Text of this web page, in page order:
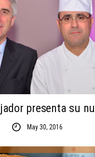
presenta su
May 30, 2016